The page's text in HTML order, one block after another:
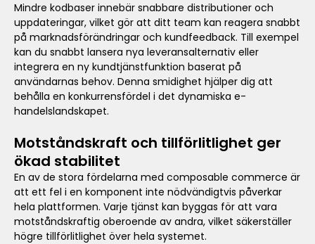
Mindre kodbaser innebär snabbare distributioner och
uppdateringar, vilket gör att ditt team kan reagera snabbt
på marknadsförändringar och kundfeedback. Till exempel
kan du snabbt lansera nya leveransalternativ eller
integrera en ny kundtjänstfunktion baserat på
användarnas behov. Denna smidighet hjälper dig att
behålla en konkurrensfördel i det dynamiska e-
handelslandskapet.
Motståndskraft och tillförlitlighet ger
ökad stabilitet
En av de stora fördelarna med composable commerce är
att ett fel i en komponent inte nödvändigtvis påverkar
hela plattformen. Varje tjänst kan byggas för att vara
motståndskraftig oberoende av andra, vilket säkerställer
högre tillförlitlighet över hela systemet.